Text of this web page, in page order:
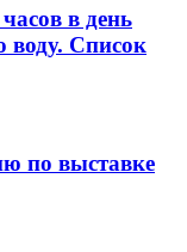
в день
воду. Список
по выставке